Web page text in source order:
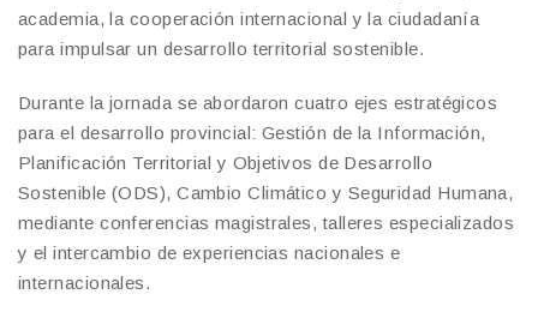
academia, la cooperación internacional y la ciudadanía
para impulsar un desarrollo territorial sostenible.
Durante la jornada se abordaron cuatro ejes estratégicos
para el desarrollo provincial: Gestión de la Información,
Planificación Territorial y Objetivos de Desarrollo
Sostenible (ODS), Cambio Climático y Seguridad Humana,
mediante conferencias magistrales, talleres especializados
y el intercambio de experiencias nacionales e
internacionales.